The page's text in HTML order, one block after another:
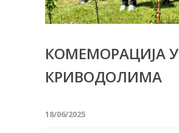
КОМЕМОРАЦИЈА У
КРИВОДОЛИМА
18/06/2025